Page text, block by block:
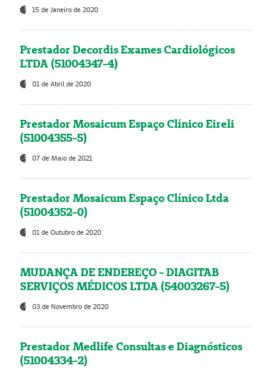
15 de Janeiro de 2020
Prestador Decordis Exames Cardiológicos
LTDA (51004347-4)
01 de Abril de 2020
Prestador Mosaicum Espaço Clínico Eireli
(51004355-5)
07 de Maio de 2021
Prestador Mosaicum Espaço Clínico Ltda
(51004352-0)
01 de Outubro de 2020
MUDANÇA DE ENDEREÇO - DIAGITAB
SERVIÇOS MÉDICOS LTDA (54003267-5)
03 de Novembro de 2020
Prestador Medlife Consultas e Diagnósticos
(51004334-2)